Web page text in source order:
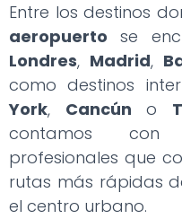
Entre los destinos
aeropuerto se
Londres, Madrid,
como destinos
York, Cancún o
contamos con
profesionales que
rutas más rápidas
el centro urbano.